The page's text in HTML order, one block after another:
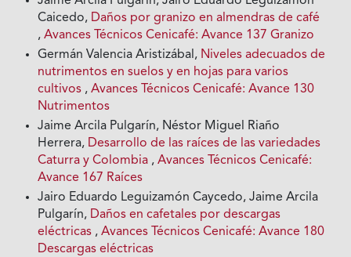
Caicedo, Daños por granizo en almendras de café
,Avances Técnicos Cenicafé: Avance 137 Granizo
Germán Valencia Aristizábal, Niveles adecuados de
nutrimentos en suelos y en hojas para varios
cultivos ,Avances Técnicos Cenicafé: Avance 130
Nutrimentos
Jaime Arcila Pulgarín, Néstor Miguel Riaño
Herrera, Desarrollo de las raíces de las variedades
Caturra y Colombia ,Avances Técnicos Cenicafé:
Avance 167 Raíces
Jairo Eduardo Leguizamón Caycedo, Jaime Arcila
Pulgarín, Daños en cafetales por descargas
eléctricas ,Avances Técnicos Cenicafé: Avance 180
Descargas eléctricas